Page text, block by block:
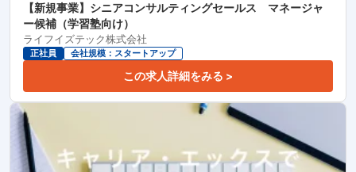
【新規事業】シニアコンサルティングセールス マネージャ
ー候補（学習塾向け）
ライフイズテック株式会社
正社員 会社規模：スタートアップ
この求人詳細をみる >